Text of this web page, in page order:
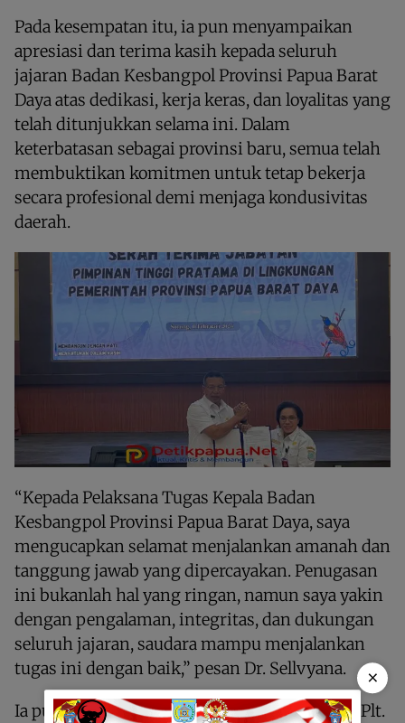
Pada kesempatan itu, ia pun menyampaikan
apresiasi dan terima kasih kepada seluruh
jajaran Badan Kesbangpol Provinsi Papua Barat
Daya atas dedikasi, kerja keras, dan loyalitas yang
telah ditunjukkan selama ini. Dalam
keterbatasan sebagai provinsi baru, semua telah
membuktikan komitmen untuk tetap bekerja
secara profesional demi menjaga kondusivitas
daerah.
“Kepada Pelaksana Tugas Kepala Badan
Kesbangpol Provinsi Papua Barat Daya, saya
mengucapkan selamat menjalankan amanah dan
tanggung jawab yang dipercayakan. Penugasan
ini bukanlah hal yang ringan, namun saya yakin
dengan pengalaman, integritas, dan dukungan
seluruh jajaran, saudara mampu menjalankan
tugas ini dengan baik,” pesan Dr. Sellvyana.
Ia pun menitipkan sejumlah harapan kepada Plt.
×